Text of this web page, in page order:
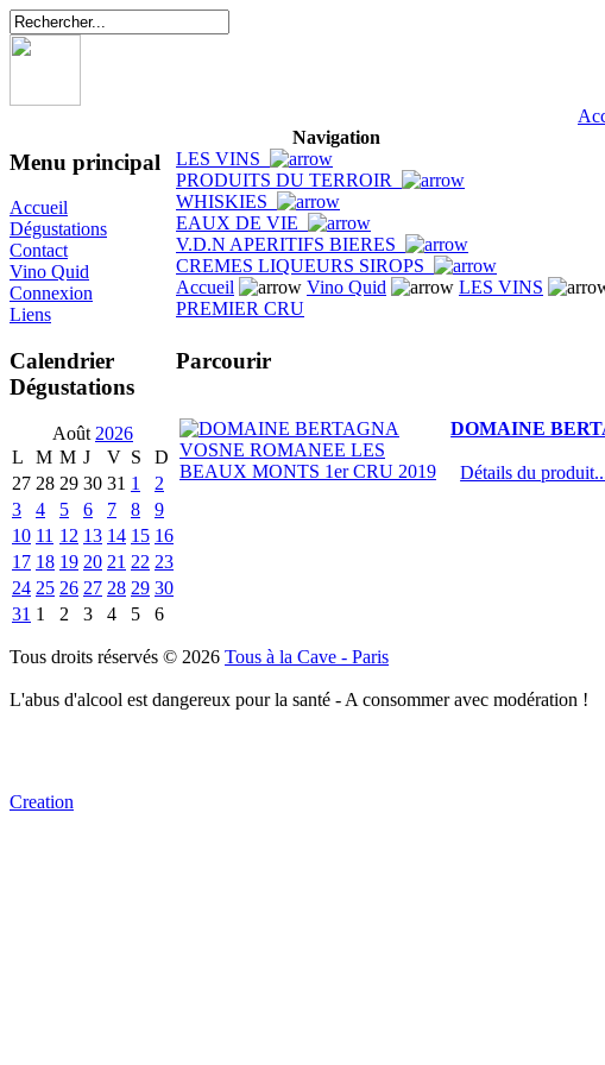
Menu principal
Accueil
Dégustations
Contact
Vino Quid
Connexion
Liens
Calendrier
Dégustations
Août 2026
L
M M J V S
D
27 28 29 30 31 1
2
3
4 5 6 7 8
9
10 11 12 13 14 15 16
17 18 19 20 21 22 23
24 25 26 27 28 29 30
31 1 2 3 4 5 6
Navigation
LES VINS
PRODUITS DU TERROIR
WHISKIES
EAUX DE VIE
V.D.N APERITIFS BIERES
CREMES LIQUEURS SIROPS
Accueil
Vino Quid LES VINS
PREMIER CRU
Parcourir
DOMAINE
Détails du
Tous droits réservés © 2026 Tous à la Cave - Paris
L'abus d'alcool est dangereux pour la santé - A consommer avec modération !
Creation